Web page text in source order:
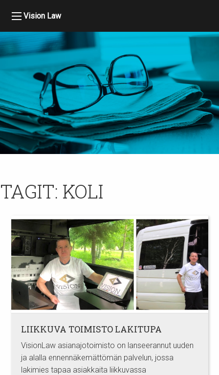
Vision Law
TAGIT: KOLI
LIIKKUVA TOIMISTO LAKITUPA
VisionLaw asianajotoimisto on lanseerannut uuden
ja alalla ennennäkemättömän palvelun, jossa
lakimies tapaa asiakkaita liikkuvassa